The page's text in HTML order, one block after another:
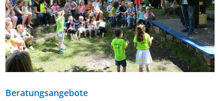
Beratungsangebote